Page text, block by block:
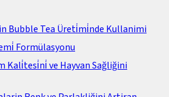
Bubble Tea Üreti̇mi̇nde Kullanimi
Formülasyonu
Kali̇tesi̇ni̇ ve Hayvan Sağliğini